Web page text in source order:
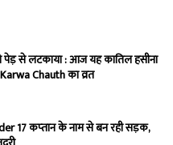
पेड़ से लटकाया : आज यह कातिल हसीना
Chauth का व्रत
17 कप्‍तान के नाम से बन रही सड़क,